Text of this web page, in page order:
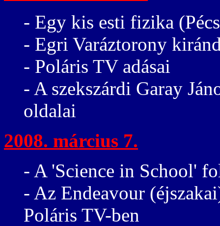
- Egy kis esti fizika
- Egri Varáztorony
- Poláris TV adásai
- A szekszárdi Garay
oldalai
2008. március 7.
- A 'Science in School'
- Az Endeavour
Poláris TV-ben